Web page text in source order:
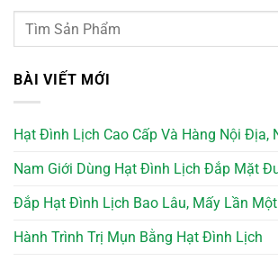
BÀI VIẾT MỚI
Hạt Đình Lịch Cao Cấp Và Hàng Nội Địa,
Nam Giới Dùng Hạt Đình Lịch Đắp Mặt
Đắp Hạt Đình Lịch Bao Lâu, Mấy Lần
Hành Trình Trị Mụn Bằng Hạt Đình Lịch